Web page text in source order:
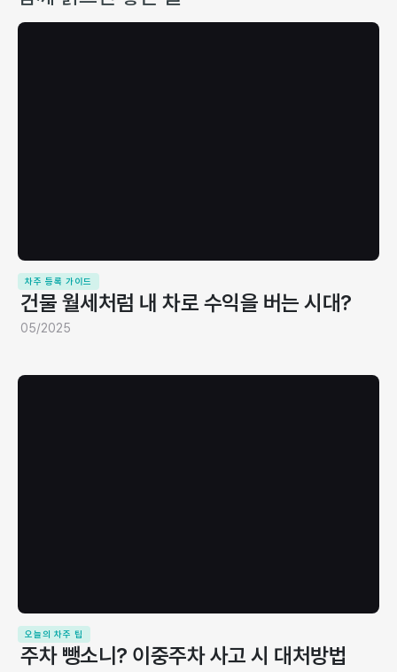
차주 등록 가이드
건물 월세처럼 내 차로 수익을 버는 시대?
05/2025
오늘의 차주 팁
주차 뺑소니? 이중주차 사고 시 대처방법